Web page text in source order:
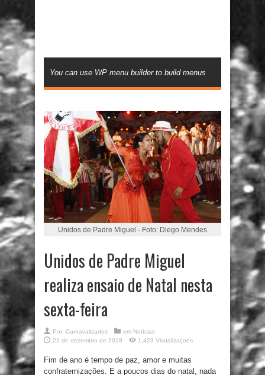
You can use WP menu builder to build menus
Unidos de Padre Miguel - Foto: Diego Mendes
Unidos de Padre Miguel
realiza ensaio de Natal nesta
sexta-feira
Por: Carnavalizados em Notícias
21 de dezembro de 2018
1,423 Visualizaçoes
Fim de ano é tempo de paz, amor e muitas
confraternizações. E a poucos dias do natal, nada